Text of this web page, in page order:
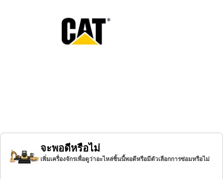
จะพอดีหรือไม่
เพิ่มเครื่องจักรเพื่อดูว่าอะไหล่ชิ้นนี้พอดีหรือมีตัวเลือกการซ่อมหรือไม่